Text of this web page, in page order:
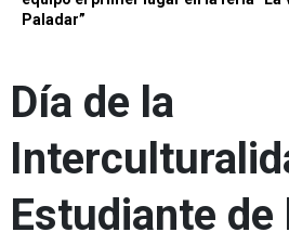
Paladar”
Día de la
Estudiante de